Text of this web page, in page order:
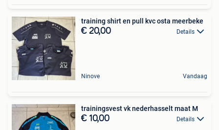
training shirt en pull kvc osta meerbeke
€ 20,00 Details
Ninove Vandaag
trainingsvest vk nederhasselt maat M
€ 10,00 Details